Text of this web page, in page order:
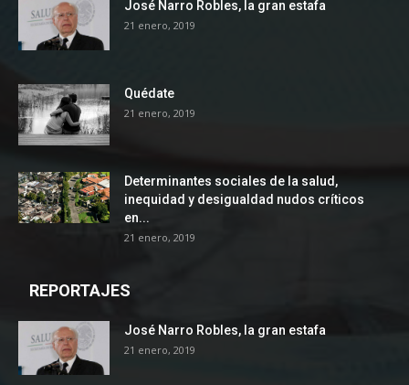
José Narro Robles, la gran estafa
21 enero, 2019
Quédate
21 enero, 2019
Determinantes sociales de la salud,
inequidad y desigualdad nudos críticos
en...
21 enero, 2019
REPORTAJES
José Narro Robles, la gran estafa
21 enero, 2019